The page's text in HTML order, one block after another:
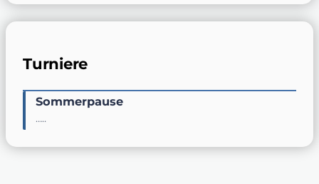
Turniere
Sommerpause
…..